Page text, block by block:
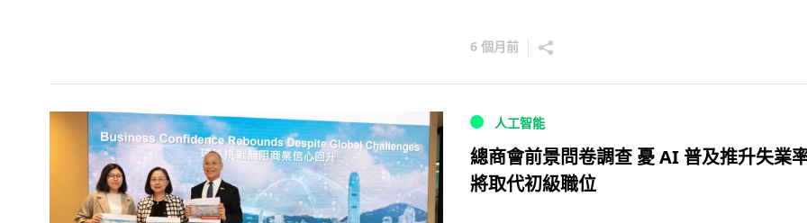
6 個月前
人工智能
總商會前景問卷調查 憂 AI 普及推升失業
將取代初級職位